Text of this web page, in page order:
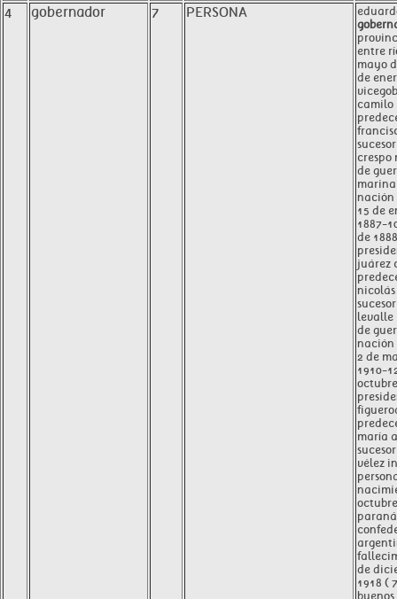
4 gobernador 7 PERSONA
entre
mayo
de
crespo
de
15 de
1887-
de 1888
juárez
levalle
de
2 de
1910-
maría
vélez
de
1918 (